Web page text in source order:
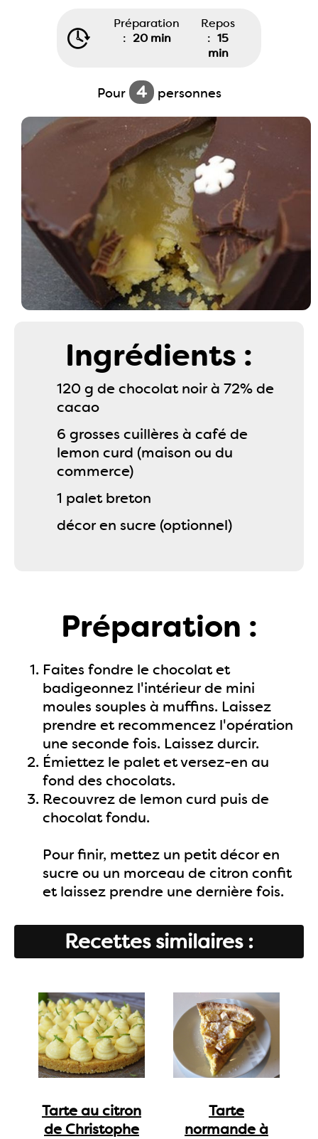
Préparation
: 20 min
Repos
: 15
min
Pour 4 personnes
Ingrédients :
120 g de chocolat noir à 72% de
cacao
6 grosses cuillères à café de
lemon curd (maison ou du
commerce)
1 palet breton
décor en sucre (optionnel)
Préparation :
Faites fondre le chocolat et
badigeonnez l'intérieur de mini
moules souples à muffins. Laissez
prendre et recommencez l'opération
une seconde fois. Laissez durcir.
Émiettez le palet et versez-en au
fond des chocolats.
Recouvrez de lemon curd puis de
chocolat fondu.
Pour finir, mettez un petit décor en
sucre ou un morceau de citron confit
et laissez prendre une dernière fois.
Recettes similaires :
Tarte au citron
de Christophe
Tarte
normande à